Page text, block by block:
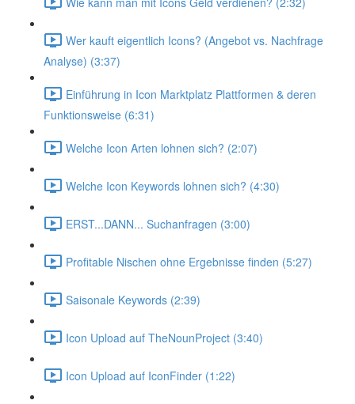
Wer kauft eigentlich Icons? (Angebot vs. Nachfrage
Analyse) (3:37)
Einführung in Icon Marktplatz Plattformen & deren
Funktionsweise (6:31)
Welche Icon Arten lohnen sich? (2:07)
Welche Icon Keywords lohnen sich? (4:30)
ERST...DANN... Suchanfragen (3:00)
Profitable Nischen ohne Ergebnisse finden (5:27)
Saisonale Keywords (2:39)
Icon Upload auf TheNounProject (3:40)
Icon Upload auf IconFinder (1:22)